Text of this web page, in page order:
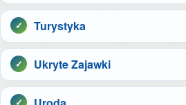
Turystyka
Ukryte Zajawki